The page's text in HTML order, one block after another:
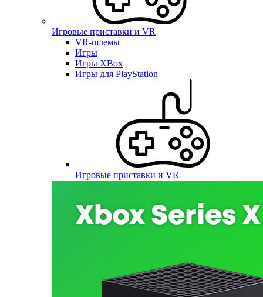
Игровые приставки и VR
VR-шлемы
Игры
Игры XBox
Игры для PlayStation
Игровые приставки и VR